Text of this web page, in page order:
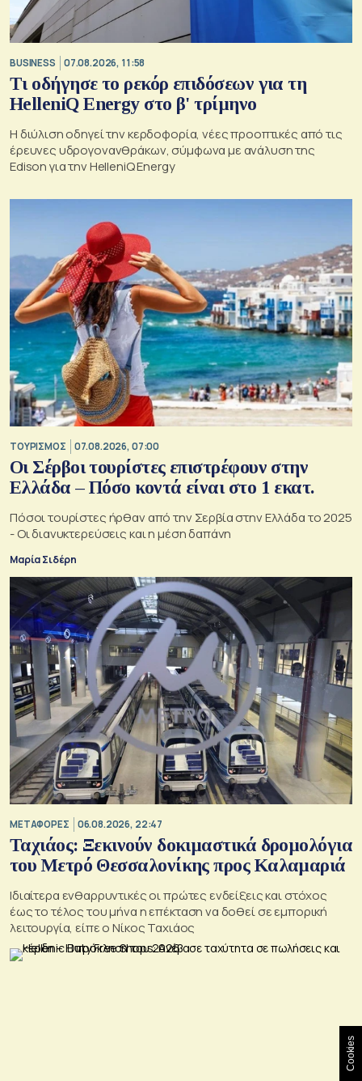
BUSINESS 07.08.2026, 11:58
Τι οδήγησε το ρεκόρ επιδόσεων για τη
HelleniQ Energy στο β' τρίμηνο
Η διύλιση οδηγεί την κερδοφορία, νέες προοπτικές από τις
έρευνες υδρογονανθράκων, σύμφωνα με ανάλυση της
Edison για την HelleniQ Energy
ΤΟΥΡΙΣΜΟΣ 07.08.2026, 07:00
Οι Σέρβοι τουρίστες επιστρέφουν στην
Ελλάδα – Πόσο κοντά είναι στο 1 εκατ.
Πόσοι τουρίστες ήρθαν από την Σερβία στην Ελλάδα το 2025
- Οι διανυκτερεύσεις και η μέση δαπάνη
Μαρία Σιδέρη
ΜΕΤΑΦΟΡΕΣ 06.08.2026, 22:47
Ταχιάος: Ξεκινούν δοκιμαστικά δρομολόγια
του Μετρό Θεσσαλονίκης προς Καλαμαριά
Ιδιαίτερα ενθαρρυντικές οι πρώτες ενδείξεις και στόχος
έως το τέλος του μήνα η επέκταση να δοθεί σε εμπορική
λειτουργία, είπε ο Νίκος Ταχιάος
Cookies